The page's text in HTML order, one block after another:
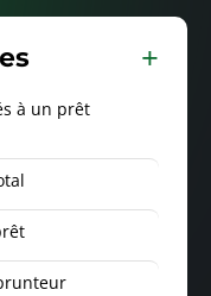
à un prêt